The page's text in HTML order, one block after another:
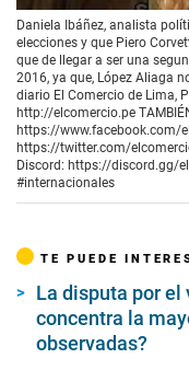
Daniela Ibáñez, analista
elecciones y que Piero
que de llegar a ser una
2016, ya que, López Aliaga
diario El Comercio de Lima,
http://elcomercio.pe
https://www.facebook.com/
https://twitter.com/
Discord: https://discord.gg/
#internacionales
TE PUEDE
La disputa por el
concentra la
observadas?